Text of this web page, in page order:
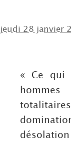
jeudi 28 janvier
« Ce qui